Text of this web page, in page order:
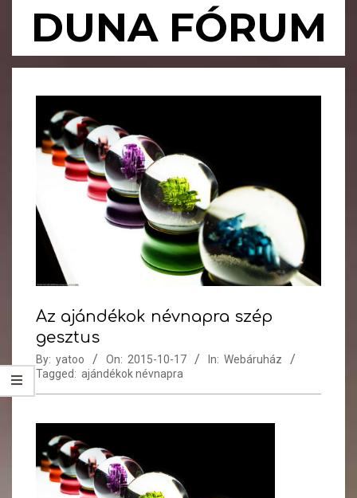
DUNA FÓRUM
Primary
Az ajándékok névnapra szép
gesztus
By: yatoo On: 2015-10-17 In: Webáruház
Tagged: ajándékok névnapra